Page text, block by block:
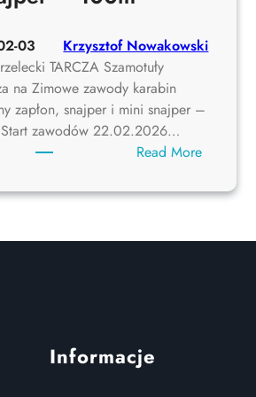
03
Krzysztof Nowakowski
TARCZA Szamotuły
na Zimowe zawody karabin
zapłon, snajper i mini snajper –
zawodów 22.02.2026…
Read More:
zawody
centralny
Informacje